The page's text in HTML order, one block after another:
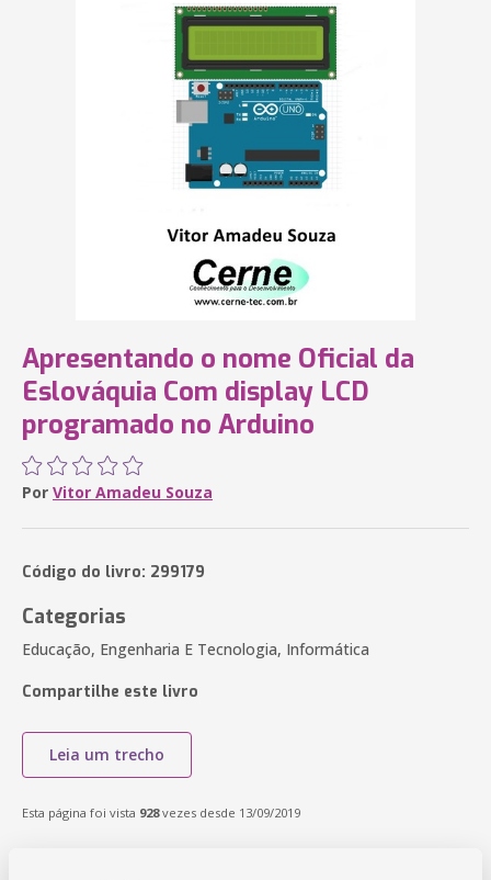
Apresentando o nome Oficial da
Eslováquia Com display LCD
programado no Arduino
Por Vitor Amadeu Souza
Código do livro: 299179
Categorias
Educação, Engenharia E Tecnologia, Informática
Compartilhe este livro
Leia um trecho
Esta página foi vista 928vezes desde 13/09/2019